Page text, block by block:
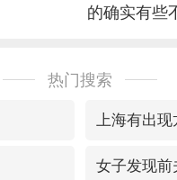
的确实有些
热门搜索
上海有出
女子发现前